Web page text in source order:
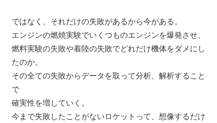
ではなく、それだけの失敗があるから今がある。
エンジンの燃焼実験でいくつものエンジンを爆発させ、
燃料実験の失敗や着陸の失敗でどれだけ機体をダメにし
たのか。
その全ての失敗からデータを取って分析、解析すること
で
確実性を増していく。
今まで失敗したことがないロケットって、想像するだけ